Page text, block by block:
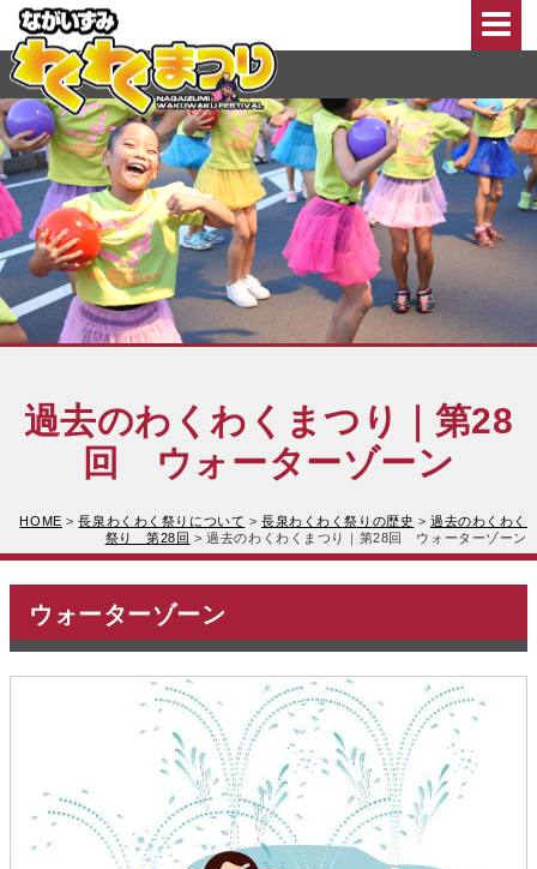
過去のわくわくまつり｜第28
回 ウォーターゾーン
HOME >長泉わくわく祭りについて >長泉わくわく祭りの歴史 >過去のわくわく
祭り 第28回 >過去のわくわくまつり｜第28回 ウォーターゾーン
ウォーターゾーン